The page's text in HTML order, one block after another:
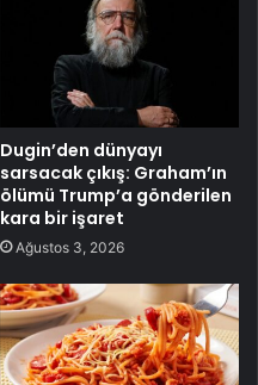
Dugin’den dünyayı
sarsacak çıkış: Graham’ın
ölümü Trump’a gönderilen
kara bir işaret
Ağustos 3, 2026